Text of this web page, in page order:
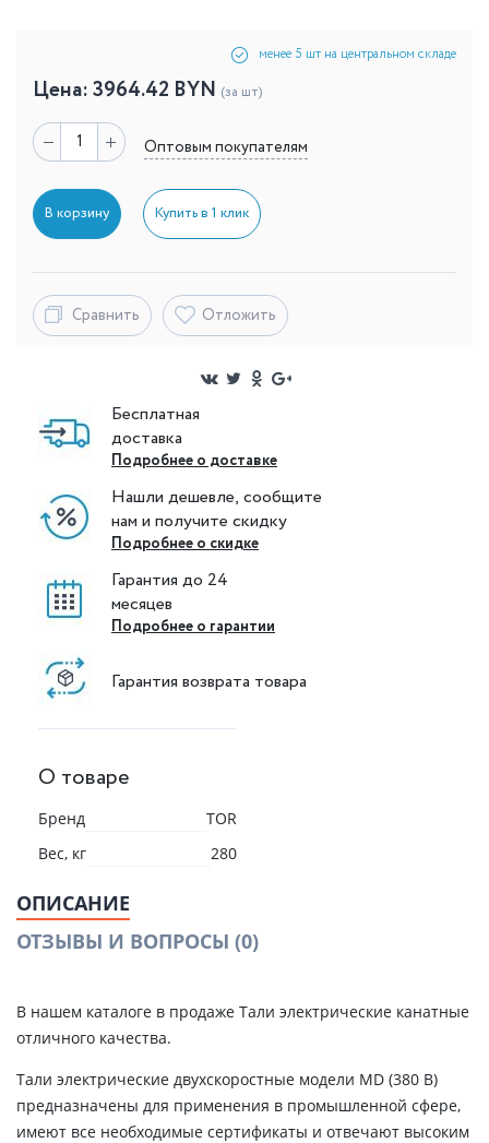
менее 5 шт на центральном складе
Цена:3964.42 BYN (за шт)
Оптовым покупателям
В корзину Купить в 1 клик
Сравнить Отложить
Бесплатная
доставка
Подробнее о доставке
Нашли дешевле, сообщите
нам и получите скидку
Подробнее о скидке
Гарантия до 24
месяцев
Подробнее о гарантии
Гарантия возврата товара
О товаре
Бренд
TOR
Вес, кг
280
ОПИСАНИЕ
ОТЗЫВЫ И ВОПРОСЫ (0)
В нашем каталоге в продаже Тали электрические канатные
отличного качества.
Тали электрические двухскоростные модели MD (380 В)
предназначены для применения в промышленной сфере,
имеют все необходимые сертификаты и отвечают высоким